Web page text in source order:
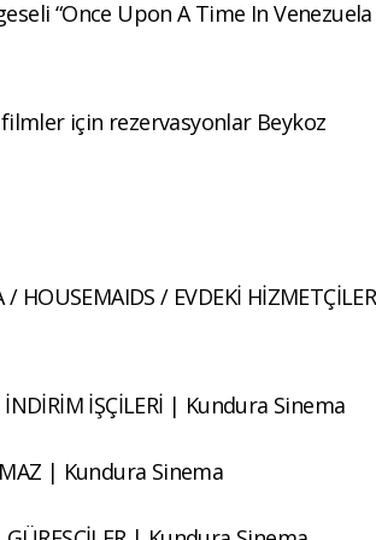
“Once Upon A Time In
filmler için rezervasyonlar Beykoz
HOUSEMAIDS / EVDEKİ
İŞÇİLERİ | Kundura Sinema
| Kundura Sinema